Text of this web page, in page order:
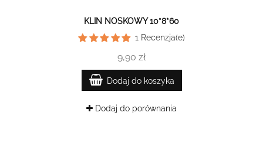
KLIN NOSKOWY 10*8*60
1Recenzja(e)
9,90 zł
Dodaj do koszyka
Dodaj do porównania